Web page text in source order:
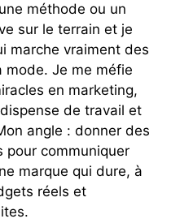
méthode ou un
sur le terrain et je
marche vraiment des
mode. Je me méfie
en marketing,
de travail et
angle : donner des
pour communiquer
marque qui dure, à
réels et